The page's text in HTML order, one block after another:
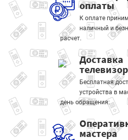
оплаты
К оплате
наличный и
расчет.
Доставка
Бесплатная
устройства в
день обращения.
мастера